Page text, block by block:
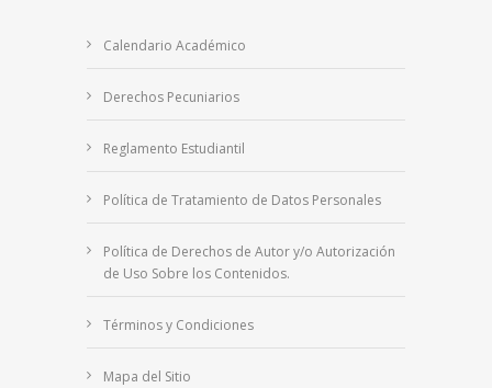
Calendario Académico
Derechos Pecuniarios
Reglamento Estudiantil
Política de Tratamiento de Datos Personales
Política de Derechos de Autor y/o Autorización
de Uso Sobre los Contenidos.
Términos y Condiciones
Mapa del Sitio